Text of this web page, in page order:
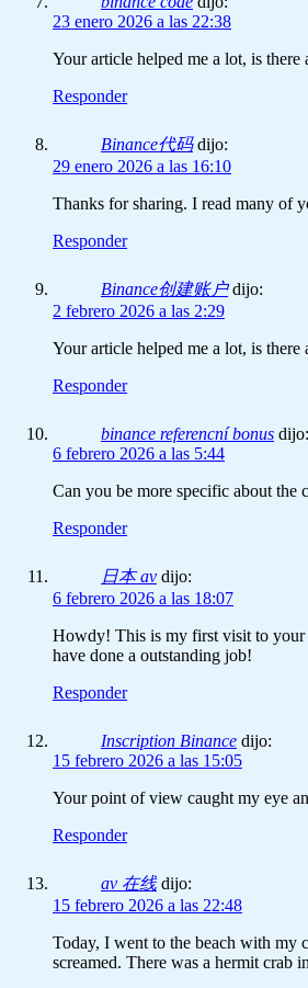
23 enero 2026 a las 22:38
Your article helped me a lot, is
Responder
Binance代码 dijo:
29 enero 2026 a las 16:10
Thanks for sharing. I read many of
Responder
Binance创建账户 dijo:
2 febrero 2026 a las 2:29
Your article helped me a lot, is
Responder
binance referencní bonus dijo:
6 febrero 2026 a las 5:44
Can you be more specific about the
Responder
日本 av dijo:
6 febrero 2026 a las 18:07
Howdy! This is my first visit to your
have done a outstanding job!
Responder
Inscription Binance dijo:
15 febrero 2026 a las 15:05
Your point of view caught my eye
Responder
av 在线 dijo:
15 febrero 2026 a las 22:48
Today, I went to the beach with my
screamed. There was a hermit crab